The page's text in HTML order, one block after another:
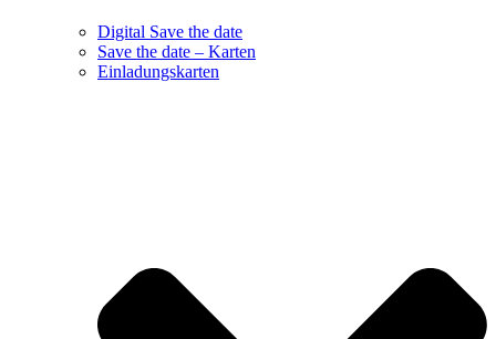
Digital Save the date
Save the date – Karten
Einladungskarten